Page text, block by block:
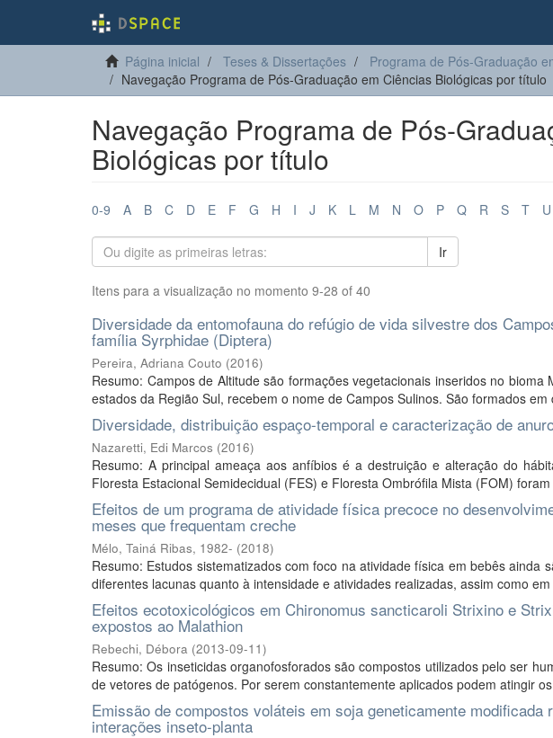
Página inicial Teses & Dissertações
Programa de Pós-Graduação
Navegação Programa de Pós-Graduação em Ciências Biológicas por título
Navegação Programa de Pós-
Biológicas por título
0-9 A B C D E F G H I J K L M N O P Q R S T U
Ir
Itens para a visualização no momento 9-28 of 40
Diversidade da entomofauna do refúgio de vida silvestre dos
família Syrphidae (Diptera)
Pereira, Adriana Couto (2016)
Resumo: Campos de Altitude são formações vegetacionais inseridos no
estados da Região Sul, recebem o nome de Campos Sulinos. São formados
Diversidade, distribuição espaço-temporal e caracterização de
Nazaretti, Edi Marcos (2016)
Resumo: A principal ameaça aos anfíbios é a destruição e alteração do
Floresta Estacional Semidecidual (FES) e Floresta Ombrófila Mista (FOM)
Efeitos de um programa de atividade física precoce no
meses que frequentam creche
Mélo, Tainá Ribas, 1982- (2018)
Resumo: Estudos sistematizados com foco na atividade física em bebês ainda
diferentes lacunas quanto à intensidade e atividades realizadas, assim como
Efeitos ecotoxicológicos em Chironomus sancticaroli Strixino e
expostos ao Malathion
Rebechi, Débora (2013-09-11)
Resumo: Os inseticidas organofosforados são compostos utilizados pelo ser
de vetores de patógenos. Por serem constantemente aplicados podem atingir
Emissão de compostos voláteis em soja geneticamente
interações inseto-planta